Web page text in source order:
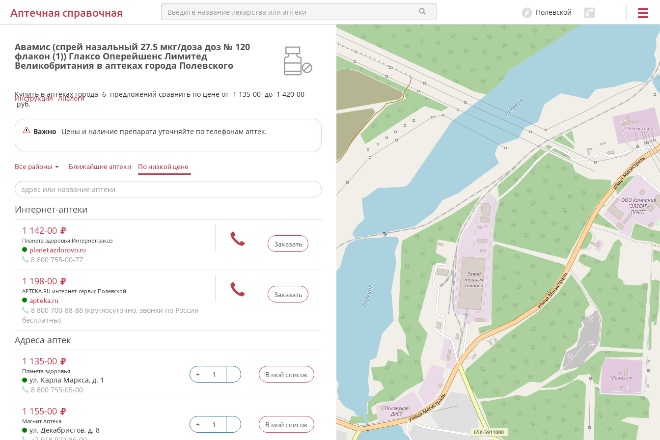
Аптечная справочная Полевской
Авамис (спрей назальный 27.5 мкг/доза доз № 120
флакон (1)) Глаксо Оперейшенс Лимитед
Великобритания в аптеках города Полевского
Купить в аптеках города 6 предложений сравнить по цене от 1 135-00 до 1 420-00
руб.
Инструкция Аналоги
Важно Цены и наличие препарата уточняйте по телефонам аптек.
Все районы Ближайшие аптеки По низкой цене
Интернет-аптеки
Заказать
1 142-00
Планета здоровья Интернет-заказ
planetazdorovo.ru
8 800 755-00-77
Заказать
1 198-00
APTEKA.RU интернет-сервис Полевской
apteka.ru
8 800 700-88-88 (круглосуточно, звонки по России
бесплатны)
Адреса аптек
+ - В мой список
1 135-00
Планета здоровья
ул. Карла Маркса, д. 1
8 800 755-05-00
+ - В мой список
1 155-00
Магнит Аптека
ул. Декабристов, д. 8